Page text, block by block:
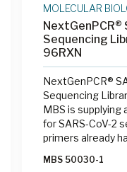
MOLECULAR
NextGenPCR®
Sequencing
96RXN
NextGenPCR®
Sequencing
MBS is supplying
for SARS-CoV-2
primers already
for nanopore
MBS 50030-1